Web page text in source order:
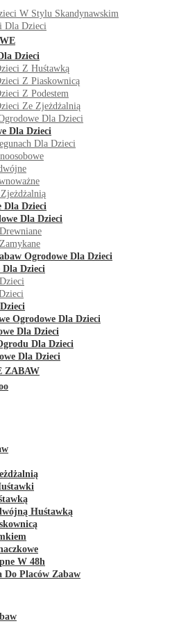
W Stylu Skandynawskim
Dla Dzieci
Dzieci
Z Huśtawką
Z Piaskownicą
Z Podestem
Ze Zjeżdżalnią
Dla Dzieci
Dla Dzieci
Dla Dzieci
Dla Dzieci
Dla Dzieci
Ogrodowe Dla Dzieci
Dla Dzieci
Ogrodowe Dla Dzieci
Dla Dzieci
Dla Dzieci
Dla Dzieci
ZABAW
Huśtawką
W 48h
Do Placów Zabaw